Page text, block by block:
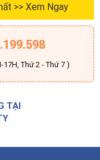
>> Xem Ngay
17H, Thứ 2 - Thứ 7 )
TẠI